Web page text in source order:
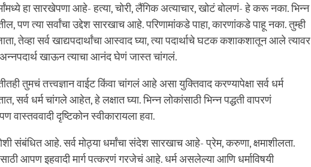
हा सारखेपणा आहे- हत्या, चोरी, लैंगिक अत्याचार, खोटं बोलणं- हे करू नका. भिन्न
पण त्या सर्वांचा उद्देश सारखाच आहे. परिणामांकडे पाहा, कारणांकडे पाहू नका. तुम्ही
तेव्हा सर्व खाद्यपदार्थांचा आस्वाद घ्या, त्या पदार्थाचे घटक कशाकशातून आले त्यावर
खाऊन त्याचा आनंद घेणं जास्त चांगलं.
तुमचं तत्त्वज्ञान वाईट किंवा चांगलं आहे असा युक्तिवाद करण्यापेक्षा सर्व धर्म
सर्व धर्म चांगले आहेत, हे लक्षात घ्या. भिन्न लोकांसाठी भिन्न पद्धती वापरणं
वास्तववादी दृष्टिकोन स्वीकारायला हवा.
संबंधित आहे. सर्व मोठ्या धर्मांचा संदेश सारखाच आहे- प्रेम, करुणा, क्षमाशीलता.
आपण इहवादी मार्ग पत्करणं गरजेचं आहे. धर्म असलेल्या आणि धर्माविषयी